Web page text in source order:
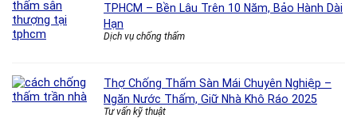
TPHCM – Bền Lâu Trên 10 Năm, Bảo Hành Dài
Hạn
Dịch vụ chống thấm
Thợ Chống Thấm Sàn Mái Chuyên Nghiệp –
Ngăn Nước Thấm, Giữ Nhà Khô Ráo 2025
Tư vấn kỹ thuật